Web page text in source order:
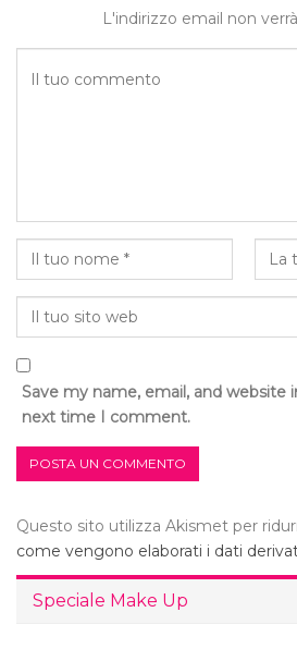
L'indirizzo email non
Save my name, email, and website
next time I comment.
Questo sito utilizza Akismet per
come vengono elaborati i dati
Speciale Make Up